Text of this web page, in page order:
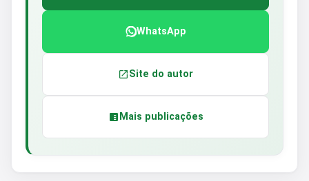
WhatsApp
Site do autor
Mais publicações